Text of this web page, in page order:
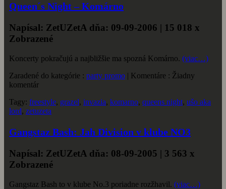
Queen´s Night – Komárno
Napísal: ZetUZetA dňa: 09-09-2006 | 15 018 x
Zobrazené
Koncerty pokračujú a najbližšie ma spozná Komárno. (viac…)
Zaradené do kategórie : party promo | Komentáre : Žiadny
komentár
Tagy: freestyle, grazel, invazia, komarno, queens night, ušo aka
lord, zetuzeta
Gangstaz Bash: Jah Division v klube NO3
Napísal: ZetUZetA dňa: 08-09-2005 | 3 563 x
Zobrazené
Gangstaz Bash to v klube No.3 poriadne rozžhavil. (viac…)